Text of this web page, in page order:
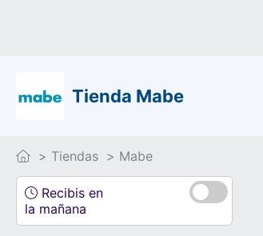
Tienda Mabe
Tiendas Mabe
Recibis en
la mañana